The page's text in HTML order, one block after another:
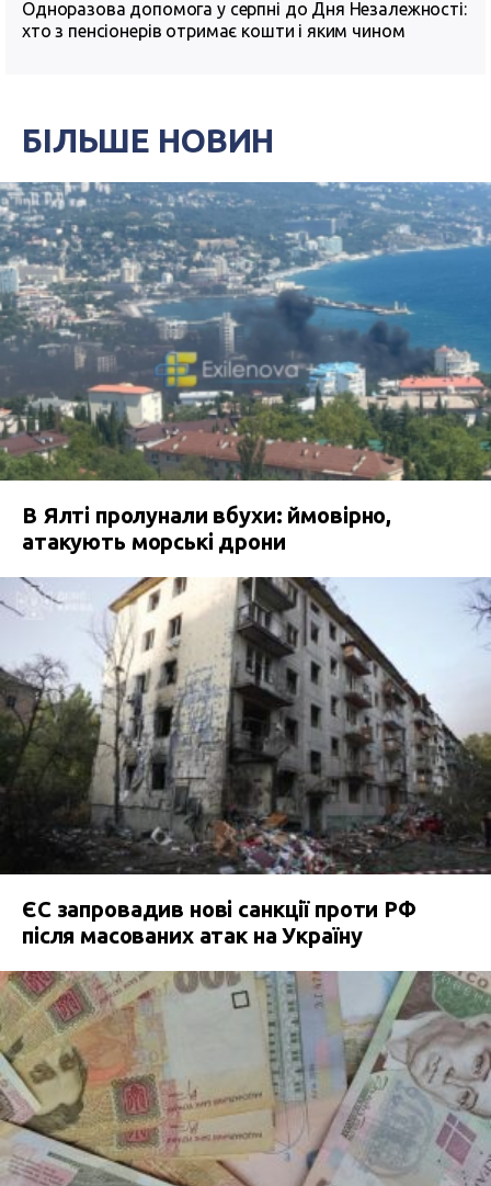
Одноразова допомога у серпні до Дня Незалежності:
хто з пенсіонерів отримає кошти і яким чином
БІЛЬШЕ НОВИН
В Ялті пролунали вбухи: ймовірно,
атакують морські дрони
ЄС запровадив нові санкції проти РФ
після масованих атак на Україну